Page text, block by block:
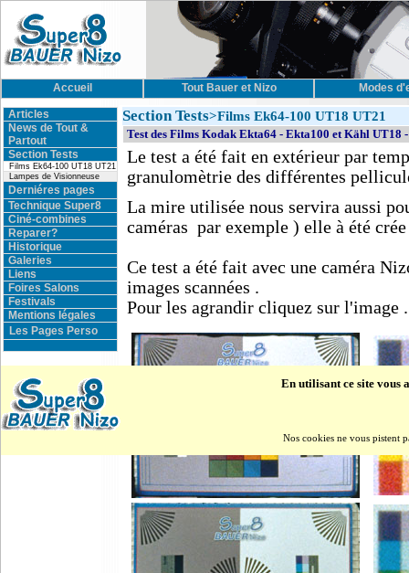
Accueil Tout Bauer et Nizo Modes
Articles
News de Tout &
Partout
Section Tests
Films Ek64-100 UT18 UT21
Lampes de Visionneuse
Derniéres pages
Technique Super8
Ciné-combines
Reparer?
Historique
Galeries
Liens
Foires Salons
Festivals
Mentions légales
Les Pages Perso
Section Tests>Films Ek64-100 UT18 UT21
Test des Films Kodak Ekta64 - Ekta100 et Kähl UT18
Le test a été fait en extérieur par
granulomètrie des différentes
La mire utilisée nous servira aussi
caméras par exemple ) elle à été
Ce test a été fait avec une caméra
images scannées .
Pour les agrandir cliquez sur l'image .
En utilisant ce site vous
Nos cookies ne vous pistent